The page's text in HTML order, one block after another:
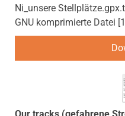
Ni_unsere
GNU komprimierte Datei
Our tracks (gefahrene